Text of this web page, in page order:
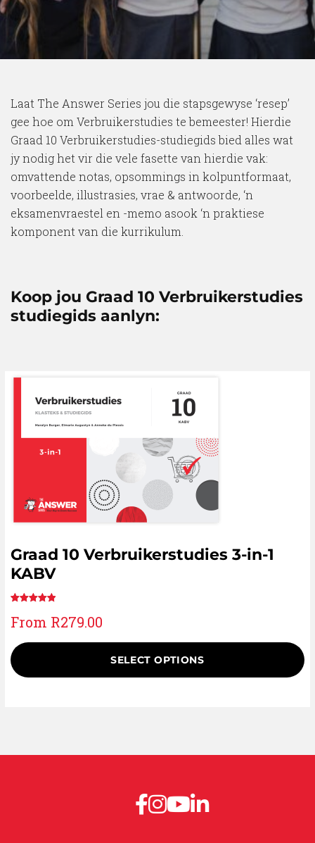
Laat The Answer Series jou die stapsgewyse ‘resep’
gee hoe om Verbruikerstudies te bemeester! Hierdie
Graad 10 Verbruikerstudies-studiegids bied alles wat
jy nodig het vir die vele fasette van hierdie vak:
omvattende notas, opsommings in kolpuntformaat,
voorbeelde, illustrasies, vrae & antwoorde, ‘n
eksamenvraestel en -memo asook ‘n praktiese
komponent van die kurrikulum.
Koop jou Graad 10 Verbruikerstudies
studiegids aanlyn:
Graad 10 Verbruikerstudies 3-in-1
KABV
From R279.00
out of 5
customer
rating
SELECT OPTIONS